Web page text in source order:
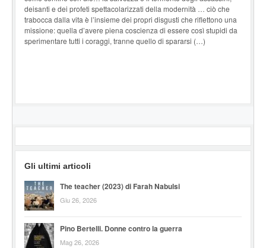
deisanti e dei profeti spettacolarizzati della modernità … ciò che
trabocca dalla vita è l’insieme dei propri disgusti che riflettono una
missione: quella d’avere piena coscienza di essere così stupidi da
sperimentare tutti i coraggi, tranne quello di spararsi (…)
Gli ultimi articoli
The teacher (2023) di Farah Nabulsi
Giu 26, 2026
Pino Bertelli. Donne contro la guerra
Mag 26, 2026